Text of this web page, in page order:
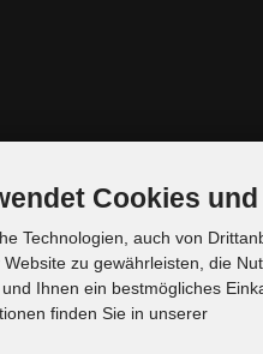
Cookies
Technologien, auch von
zu gewährleisten, die
Ihnen ein bestmögliches
finden Sie in unserer